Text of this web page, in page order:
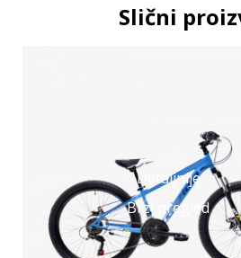
Slični
Detaljnije
Brzi pregled